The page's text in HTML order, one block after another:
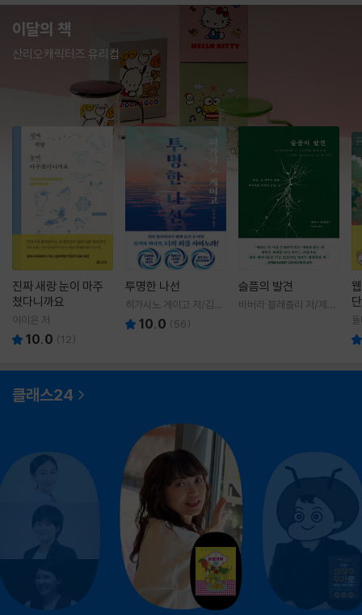
이달의 책
산리오캐릭터즈 유리컵
진짜 새랑 눈이 마주
쳤다니까요
이이은 저
10.0 (12)
투명한 나선
히가시노 게이고 저/김선
영 역10.0 (56)
슬픔의 발견
바버라 블래츨리 저/제효
클래스24